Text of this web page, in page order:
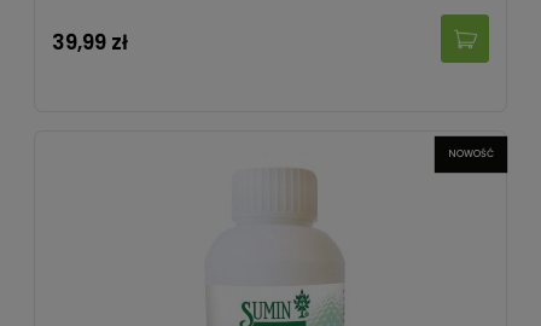
39,99 zł
NOWOŚĆ